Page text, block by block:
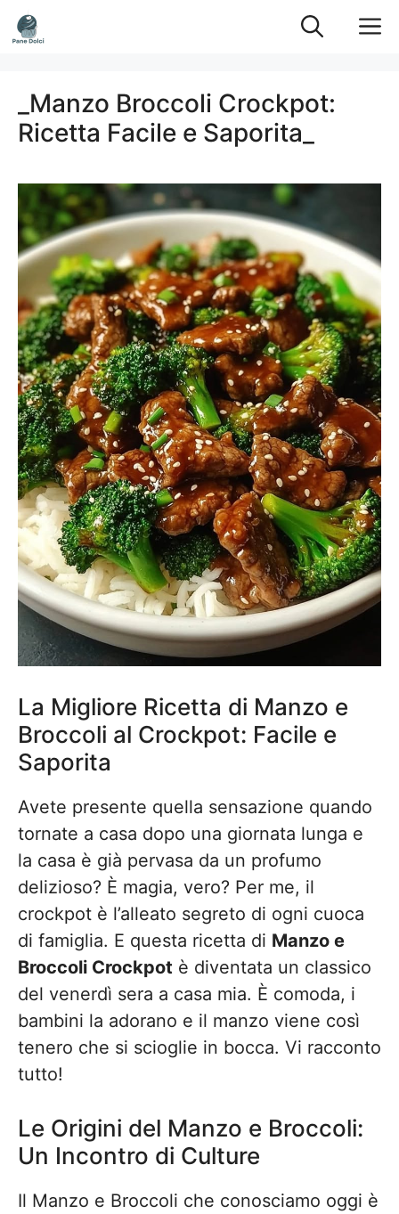
Vai
al
_Manzo Broccoli Crockpot:
Ricetta Facile e Saporita_
La Migliore Ricetta di Manzo e
Broccoli al Crockpot: Facile e
Saporita
Avete presente quella sensazione quando
tornate a casa dopo una giornata lunga e
la casa è già pervasa da un profumo
delizioso? È magia, vero? Per me, il
crockpot è l’alleato segreto di ogni cuoca
di famiglia. E questa ricetta di Manzo e
Broccoli Crockpot è diventata un classico
del venerdì sera a casa mia. È comoda, i
bambini la adorano e il manzo viene così
tenero che si scioglie in bocca. Vi racconto
tutto!
Le Origini del Manzo e Broccoli:
Un Incontro di Culture
Il Manzo e Broccoli che conosciamo oggi è